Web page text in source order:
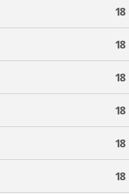
18
18
18
18
18
18